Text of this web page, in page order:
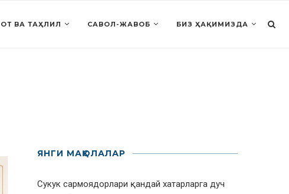
ВА ТАҲЛИЛ САВОЛ-ЖАВОБ БИЗ ҲАҚИМИЗДА
ЯНГИ МАҚОЛАЛАР
Сукук сармоядорлари қандай хатарларга дуч